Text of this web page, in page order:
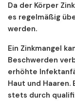
Da der Körper
es regelmäßig
werden.
Ein Zinkmangel
Beschwerden
erhöhte
Haut und
stets durch
Zink kontrolliert
Zink als
Zink fördert das
Zink und
Zink und
Zink fördert den